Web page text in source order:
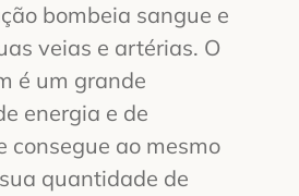
bombeia sangue e
veias e artérias. O
é um grande
energia e de
consegue ao mesmo
quantidade de